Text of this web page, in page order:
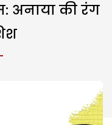
अनाया की रंग